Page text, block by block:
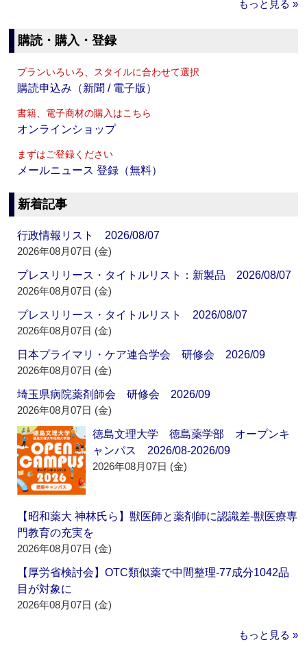
もっと見る »
購読・購入・登録
プランいろいろ、スタイルに合わせて選択
購読申込み（新聞 / 電子版）
書籍、電子商材の購入はこちら
オンラインショップ
まずはご登録ください
メールニュース 登録（無料）
新着記事
行政情報リスト 2026/08/07
2026年08月07日 (金)
プレスリリース・タイトルリスト：新製品 2026/08/07
2026年08月07日 (金)
プレスリリース・タイトルリスト 2026/08/07
2026年08月07日 (金)
日本プライマリ・ケア連合学会 研修会 2026/09
2026年08月07日 (金)
埼玉県病院薬剤師会 研修会 2026/09
2026年08月07日 (金)
徳島文理大学 徳島薬学部 オープンキ
ャンパス 2026/08-2026/09
2026年08月07日 (金)
【昭和薬大 神林氏ら】獣医師と薬剤師に認識差‐獣医療専
門教育の充実を
2026年08月07日 (金)
【厚労省検討会】OTC類似薬で中間整理‐77成分1042品
目が対象に
2026年08月07日 (金)
もっと見る »